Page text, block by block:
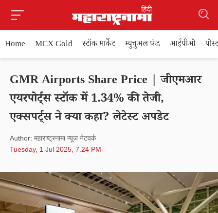
Home MCX Gold स्टॉक मार्केट म्युचुअल फंड आईपीओ
GMR Airports Share Price | जीएमआर
एयरपोर्ट्स स्टॉक में 1.34% की तेजी,
एक्सपर्ट्स ने क्या कहा? लेटेस्ट अपडेट
Author: महाराष्ट्रनामा न्यूज नेटवर्क
Tuesday, 1 Jul 2025, 7.24 PM